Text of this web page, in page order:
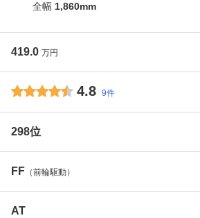
全幅 1,860mm
419.0 万円
4.8 9件
298位
FF （前輪駆動）
AT